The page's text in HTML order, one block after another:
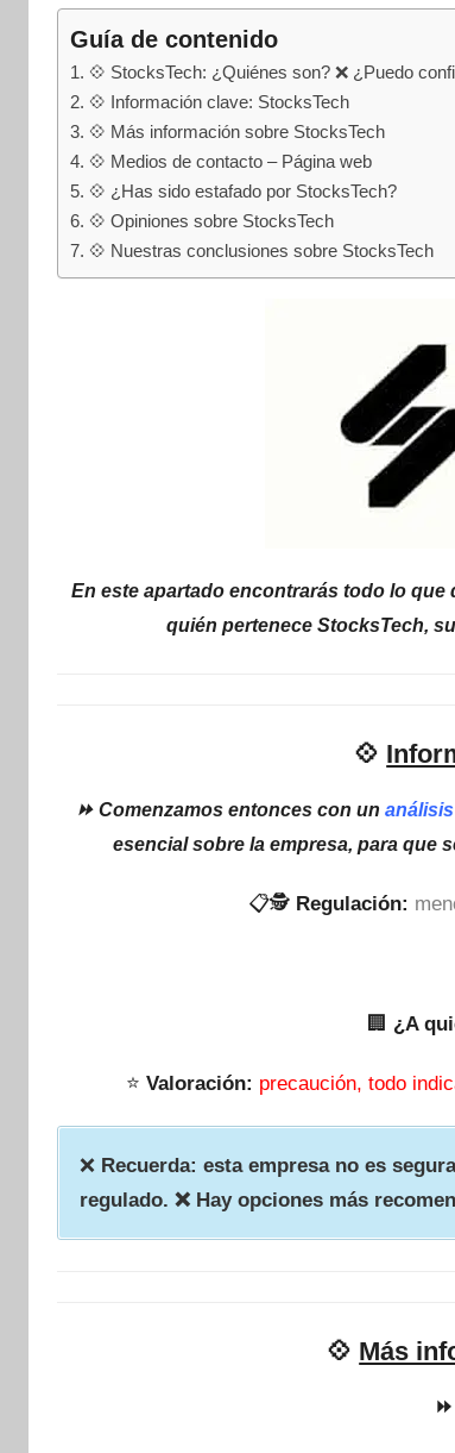
Estafado.com
Guía de contenido
💠 StocksTech: ¿Quiénes son? ❌ ¿Puedo
💠 Información clave: StocksTech
💠 Más información sobre StocksTech
💠 Medios de contacto – Página web
💠 ¿Has sido estafado por StocksTech?
💠 Opiniones sobre StocksTech
💠 Nuestras conclusiones sobre StocksTech
En este apartado encontrarás todo lo
quién pertenece StocksTech,
💠
⏩ Comenzamos entonces con un
esencial sobre la empresa, para que
📋🕵 Regulación:
🏢 ¿A
⭐ Valoración: precaución, todo
❌ Recuerda: esta empresa no es
regulado. ❌ Hay opciones más
💠 Más